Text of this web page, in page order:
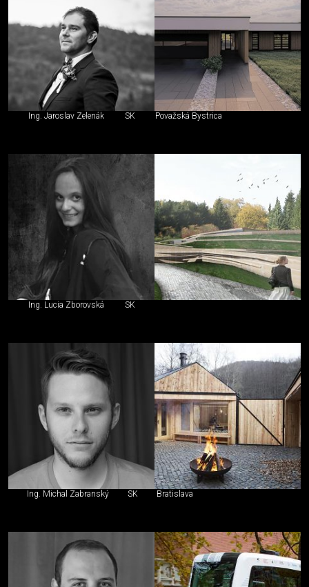
Ing. Jaroslav Zelenák SK Považská Bystrica
Ing. Lucia Zborovská SK
Ing. Michal Zabranský SK Bratislava